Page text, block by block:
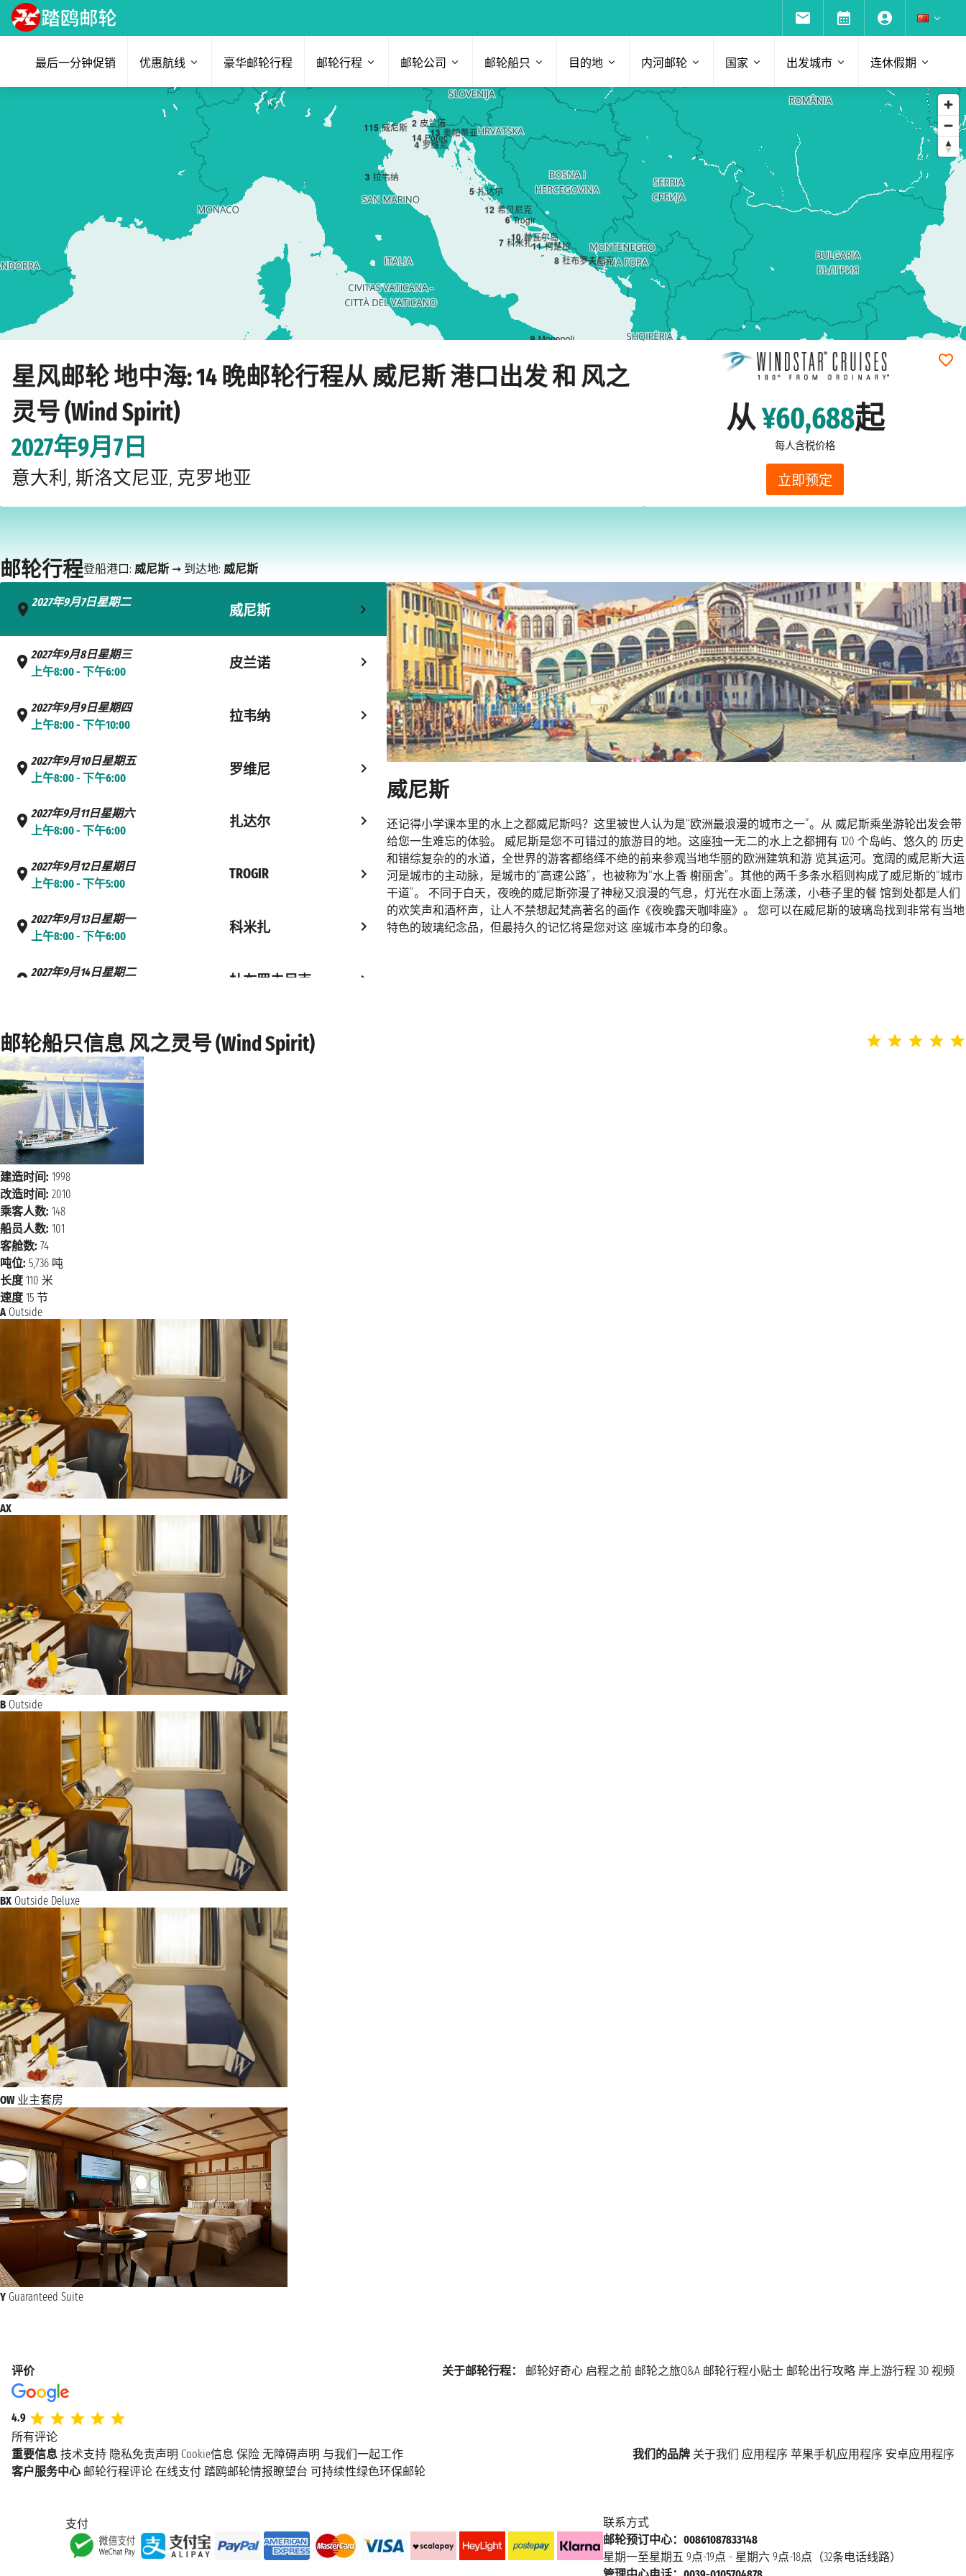
最后一分钟促销 优惠航线 豪华邮轮行程 邮轮行程 邮轮公司 邮轮船只 目的地 内河邮轮 国家 出发城市 连休假期
115 威尼斯 2 皮兰诺
3 拉韦纳
4 罗维尼
5 扎达尔
6 Trogir
7 科米扎
8 杜布罗夫尼克
9 Monopoli
10 赫瓦尔岛
11 柯楚拉
12 希贝尼克
13 奥帕蒂亚
14 Porec
星风邮轮 地中海: 14 晚邮轮行程从 威尼斯 港口出发 和 风之
灵号 (Wind Spirit)
2027年9月7日
意大利, 斯洛文尼亚, 克罗地亚
从¥60,688起
每人含税价格
立即预定
邮轮行程登船港口: 威尼斯 ➞ 到达地: 威尼斯
2027年9月7日星期二
威尼斯
2027年9月8日星期三
上午8:00 - 下午6:00
皮兰诺
2027年9月9日星期四
上午8:00 - 下午10:00
拉韦纳
2027年9月10日星期五
上午8:00 - 下午6:00
罗维尼
2027年9月11日星期六
上午8:00 - 下午6:00
扎达尔
2027年9月12日星期日
上午8:00 - 下午5:00
TROGIR
2027年9月13日星期一
上午8:00 - 下午6:00
科米扎
2027年9月14日星期二
杜布罗夫尼克
上午8:00 - 下午5:00
MONOPOLI
2027年9月16日星期四
上午9:00 - 下午10:00
2027年9月17日星期五
下午2:30 - 下午9:00
2027年9月18日星期六
上午9:30 - 下午6:00
2027年9月19日星期日
下午1:00 - 下午10:00
2027年9月20日星期一
上午10:00 - 下午10:00
2027年9月21日星期二
上午8:00 下午11:59
威尼斯
威尼斯
还记得小学课本里的水上之都威尼斯吗？这里被世人认为是“欧洲最浪漫的城市之一”。从 威尼斯乘坐游轮出发会带
给您一生难忘的体验。 威尼斯是您不可错过的旅游目的地。这座独一无二的水上之都拥有 120 个岛屿、悠久的 历史
和错综复杂的的水道，全世界的游客都络绎不绝的前来参观当地华丽的欧洲建筑和游 览其运河。宽阔的威尼斯大运
河是城市的主动脉，是城市的“高速公路”，也被称为“水上香 榭丽舍”。其他的两千多条水稻则构成了威尼斯的“城市
干道”。 不同于白天，夜晚的威尼斯弥漫了神秘又浪漫的气息，灯光在水面上荡漾，小巷子里的餐 馆到处都是人们
的欢笑声和酒杯声，让人不禁想起梵高著名的画作《夜晚露天咖啡座》。 您可以在威尼斯的玻璃岛找到非常有当地
特色的玻璃纪念品，但最持久的记忆将是您对这 座城市本身的印象。
邮轮船只信息 风之灵号 (Wind Spirit)
建造时间: 1998
改造时间: 2010
乘客人数: 148
船员人数: 101
客舱数: 74
吨位: 5,736 吨
长度 110 米
速度 15 节
A Outside
AX
B Outside
BX Outside Deluxe
OW 业主套房
Y Guaranteed Suite
评价
4.9
所有评论
关于邮轮行程： 邮轮好奇心 启程之前 邮轮之旅Q&A 邮轮行程小贴士 邮轮出行攻略 岸上游行程 3D 视频
重要信息 技术支持 隐私免责声明 Cookie信息 保险 无障碍声明 与我们一起工作 我们的品牌 关于我们 应用程序 苹果手机应用程序 安卓应用程序
客户服务中心 邮轮行程评论 在线支付 踏鸥邮轮情报瞭望台 可持续性绿色环保邮轮
支付
联系方式
邮轮预订中心：00861087833148
星期一至星期五 9点-19点 - 星期六 9点-18点（32条电话线路）